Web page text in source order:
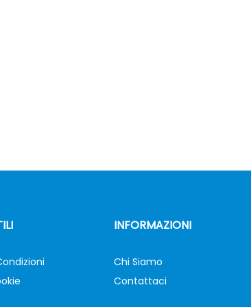
INFORMAZIONI
Chi Siamo
Contattaci